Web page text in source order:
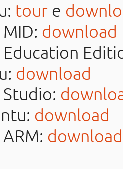
tour e
download
Education
download
download
download